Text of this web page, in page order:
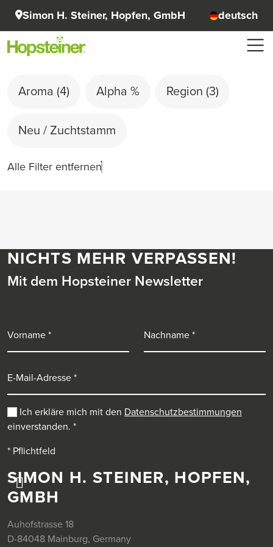
Simon H. Steiner, Hopfen, GmbH deutsch
Aroma (4) Alpha % Region (3)
Neu / Zuchtstamm
Alle Filter entfernen
SIMON H. STEINER, HOPFEN,
GMBH
Auhofstrasse 18
D-84048 Mainburg, Germany
NICHTS MEHR VERPASSEN!
Mit dem Hopsteiner Newsletter
Ich erkläre mich mit den Datenschutzbestimmungen
einverstanden. *
* Pflichtfeld